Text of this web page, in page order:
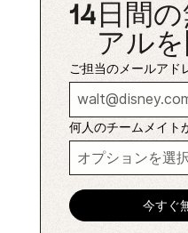
14日間
アル
ご担当のメールアド
何人のチームメイト